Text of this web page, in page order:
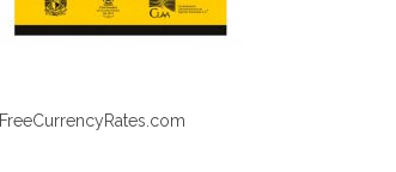
FreeCurrencyRates.com